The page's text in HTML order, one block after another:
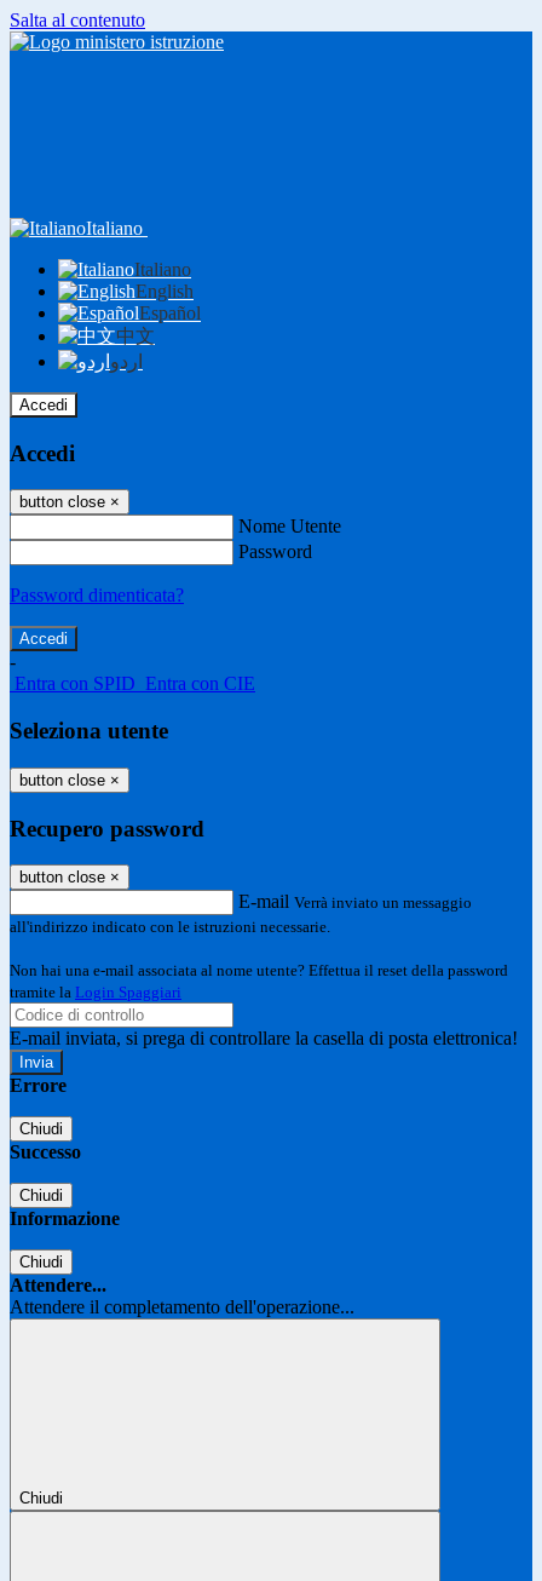
Salta al contenuto
Italiano
Italiano
English
Español
中文
اردو
Accedi
Accedi
button close ×
Nome Utente
Password
Password dimenticata?
-
Entra con SPID Entra con CIE
Seleziona utente
button close ×
Recupero password
button close ×
E-mail Verrà inviato un messaggio
all'indirizzo indicato con le istruzioni necessarie.
Non hai una e-mail associata al nome utente? Effettua il reset della password
tramite la Login Spaggiari
E-mail inviata, si prega di controllare la casella di posta elettronica!
Errore
Chiudi
Successo
Chiudi
Informazione
Chiudi
Attendere...
Attendere il completamento dell'operazione...
Chiudi